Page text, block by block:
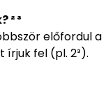
³
előfordul a
fel (pl. 2³).